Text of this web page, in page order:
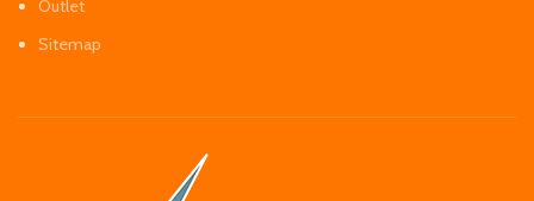
Outlet
Sitemap